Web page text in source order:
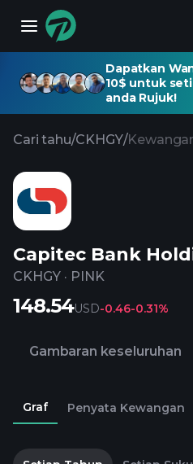
Dapatkan
10$ untuk
anda Rujuk!
Cari tahu/CKHGY/
Capitec Bank
CKHGY · PINK
148.54USD-0.46-0.31%
Gambaran keseluruhan
Graf Penyata Kewangan